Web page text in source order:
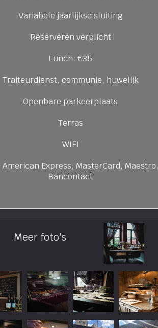
Variabele jaarlijkse sluiting
Reserveren verplicht
Lunch: €35
Traiteurdienst, communie, huwelijk
Openbare parkeerplaats
Terras
WIFI
American Express, MasterCard, Maestro,
Bancontact
Meer foto's